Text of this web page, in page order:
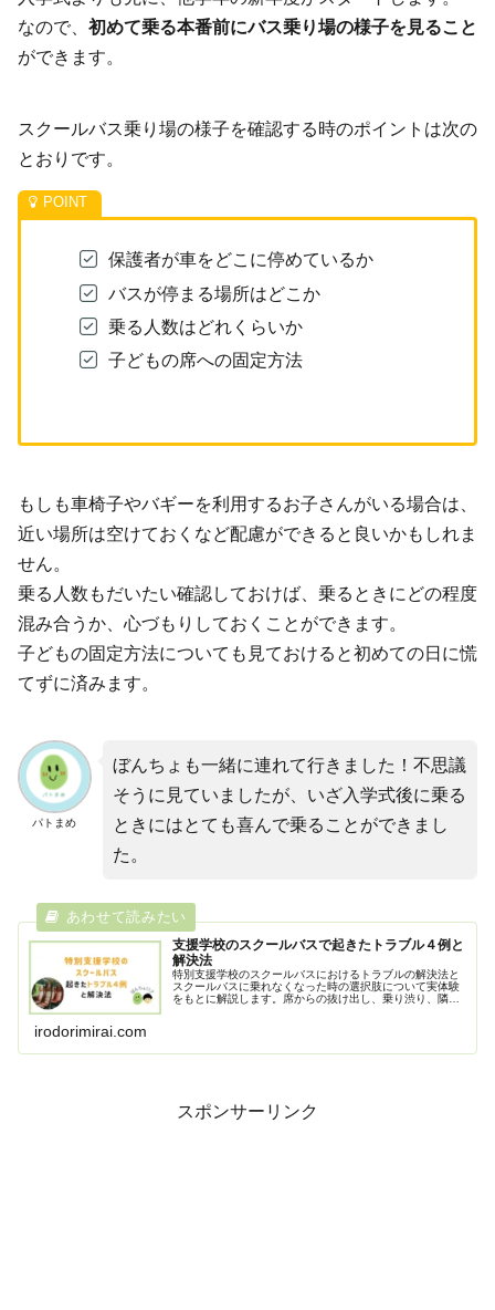
なので、 初めて乗る本番前にバス乗り場の様子を見ること
ができます。
スクールバス乗り場の様子を確認する時のポイントは次の
とおりです。
保護者が車をどこに停めているか
バスが停まる場所はどこか
乗る人数はどれくらいか
子どもの席への固定方法
もしも車椅子やバギーを利用するお子さんがいる場合は、
近い場所は空けておくなど配慮ができると良いかもしれま
せん。
乗る人数もだいたい確認しておけば、乗るときにどの程度
混み合うか、心づもりしておくことができます。
子どもの固定方法についても見ておけると初めての日に慌
てずに済みます。
パトまめ
ぼんちょも一緒に連れて行きました！不思議
そうに見ていましたが、いざ入学式後に乗る
ときにはとても喜んで乗ることができまし
た。
支援学校のスクールバスで起きたトラブル４例と
解決法
特別支援学校のスクールバスにおけるトラブルの解決法と
スクールバスに乗れなくなった時の選択肢について実体験
をもとに解説します。席からの抜け出し、乗り渋り、隣の
irodorimirai.com
スポンサーリンク